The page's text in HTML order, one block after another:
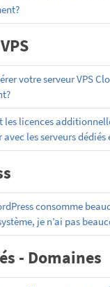
votre serveur VPS
les licences
les serveurs dédiés
consomme
je n’ai pas
- Domaines